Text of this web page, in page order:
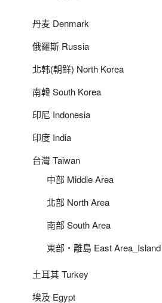
丹麦 Denmark
俄羅斯 Russia
北韩(朝鲜) North Korea
南韓 South Korea
印尼 Indonesia
印度 India
台灣 Taiwan
中部 Middle Area
北部 North Area
南部 South Area
東部‧離島 East Area_Island
土耳其 Turkey
埃及 Egypt